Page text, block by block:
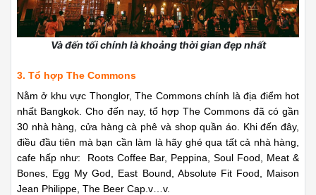
Và đến tối chính là khoảng thời gian đẹp nhất
3. Tổ hợp The Commons
Nằm ở khu vực Thonglor, The Commons chính là địa điểm hot
nhất Bangkok. Cho đến nay, tổ hợp The Commons đã có gần
30 nhà hàng, cửa hàng cà phê và shop quần áo. Khi đến đây,
điều đầu tiên mà bạn cần làm là hãy ghé qua tất cả nhà hàng,
cafe hấp như: Roots Coffee Bar, Peppina, Soul Food, Meat &
Bones, Egg My God, East Bound, Absolute Fit Food, Maison
Jean Philippe, The Beer Cap.v…v.